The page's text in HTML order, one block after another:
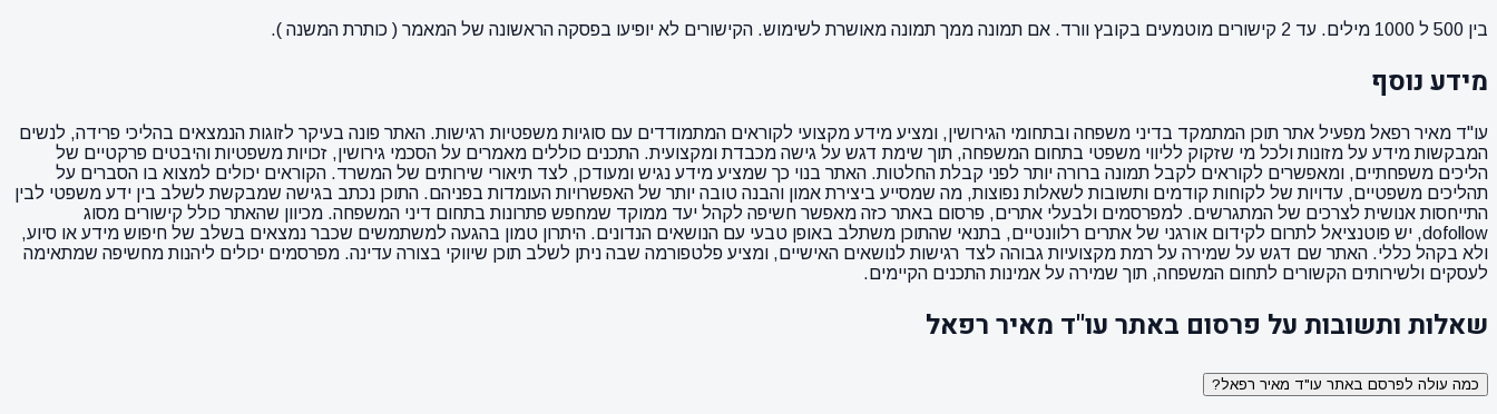
בין 500 ל 1000 מילים. עד 2 קישורים מוטמעים בקובץ וורד. אם תמונה ממך תמונה מאושרת לשימוש. הקישורים לא יופיעו בפסקה הראשונה של המאמר ( כותרת המשנה ).
מידע נוסף
עו"ד מאיר רפאל מפעיל אתר תוכן המתמקד בדיני משפחה ובתחומי הגירושין, ומציע מידע מקצועי לקוראים המתמודדים עם סוגיות משפטיות רגישות. האתר פונה בעיקר לזוגות הנמצאים בהליכי פרידה, לנשים
המבקשות מידע על מזונות ולכל מי שזקוק לליווי משפטי בתחום המשפחה, תוך שימת דגש על גישה מכבדת ומקצועית. התכנים כוללים מאמרים על הסכמי גירושין, זכויות משפטיות והיבטים פרקטיים של
הליכים משפחתיים, ומאפשרים לקוראים לקבל תמונה ברורה יותר לפני קבלת החלטות. האתר בנוי כך שמציע מידע נגיש ומעודכן, לצד תיאורי שירותים של המשרד. הקוראים יכולים למצוא בו הסברים על
תהליכים משפטיים, עדויות של לקוחות קודמים ותשובות לשאלות נפוצות, מה שמסייע ביצירת אמון והבנה טובה יותר של האפשרויות העומדות בפניהם. התוכן נכתב בגישה שמבקשת לשלב בין ידע משפטי לבין
התייחסות אנושית לצרכים של המתגרשים. למפרסמים ולבעלי אתרים, פרסום באתר כזה מאפשר חשיפה לקהל יעד ממוקד שמחפש פתרונות בתחום דיני המשפחה. מכיוון שהאתר כולל קישורים מסוג
dofollow, יש פוטנציאל לתרום לקידום אורגני של אתרים רלוונטיים, בתנאי שהתוכן משתלב באופן טבעי עם הנושאים הנדונים. היתרון טמון בהגעה למשתמשים שכבר נמצאים בשלב של חיפוש מידע או סיוע,
ולא בקהל כללי. האתר שם דגש על שמירה על רמת מקצועיות גבוהה לצד רגישות לנושאים האישיים, ומציע פלטפורמה שבה ניתן לשלב תוכן שיווקי בצורה עדינה. מפרסמים יכולים ליהנות מחשיפה שמתאימה
לעסקים ולשירותים הקשורים לתחום המשפחה, תוך שמירה על אמינות התכנים הקיימים.
שאלות ותשובות על פרסום באתר עו"ד מאיר רפאל
כמה עולה לפרסם באתר עו"ד מאיר רפאל?